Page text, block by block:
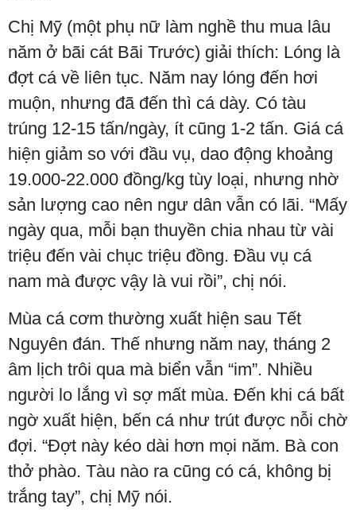
Chị Mỹ (một phụ nữ làm nghề thu mua lâu
năm ở bãi cát Bãi Trước) giải thích: Lóng là
đợt cá về liên tục. Năm nay lóng đến hơi
muộn, nhưng đã đến thì cá dày. Có tàu
trúng 12-15 tấn/ngày, ít cũng 1-2 tấn. Giá cá
hiện giảm so với đầu vụ, dao động khoảng
19.000-22.000 đồng/kg tùy loại, nhưng nhờ
sản lượng cao nên ngư dân vẫn có lãi. “Mấy
ngày qua, mỗi bạn thuyền chia nhau từ vài
triệu đến vài chục triệu đồng. Đầu vụ cá
nam mà được vậy là vui rồi”, chị nói.
Mùa cá cơm thường xuất hiện sau Tết
Nguyên đán. Thế nhưng năm nay, tháng 2
âm lịch trôi qua mà biển vẫn “im”. Nhiều
người lo lắng vì sợ mất mùa. Đến khi cá bất
ngờ xuất hiện, bến cá như trút được nỗi chờ
đợi. “Đợt này kéo dài hơn mọi năm. Bà con
thở phào. Tàu nào ra cũng có cá, không bị
trắng tay”, chị Mỹ nói.